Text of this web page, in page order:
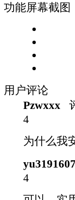
功能屏幕截图
用户评论
Pzwxxx
4
为什么我
yu3191607
4